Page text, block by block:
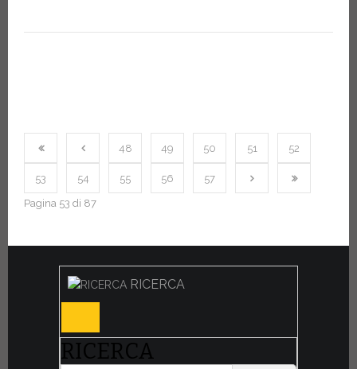
48 49 50 51 52
53 54 55 56 57
Pagina 53 di 87
RICERCA
RICERCA